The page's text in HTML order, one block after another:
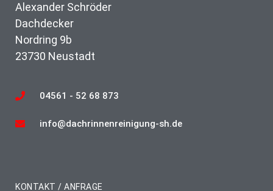
Alexander Schröder
Dachdecker
Nordring 9b
23730 Neustadt
04561 - 52 68 873
info@dachrinnenreinigung-sh.de
KONTAKT / ANFRAGE